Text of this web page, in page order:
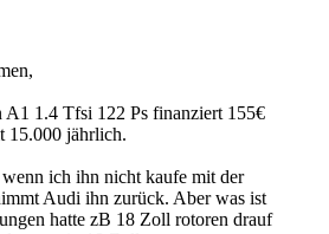
A1 1.4 Tfsi 122 Ps finanziert 155€
15.000 jährlich.
ich ihn nicht kaufe mit der
Audi ihn zurück. Aber was ist
hatte zB 18 Zoll rotoren drauf